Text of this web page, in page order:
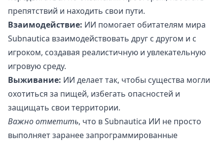
препятствий и находить свои пути.
Взаимодействие: ИИ помогает обитателям мира
Subnautica взаимодействовать друг с другом и с
игроком, создавая реалистичную и увлекательную
игровую среду.
Выживание: ИИ делает так, чтобы существа могли
охотиться за пищей, избегать опасностей и
защищать свои территории.
Важно отметить, что в Subnautica ИИ не просто
выполняет заранее запрограммированные